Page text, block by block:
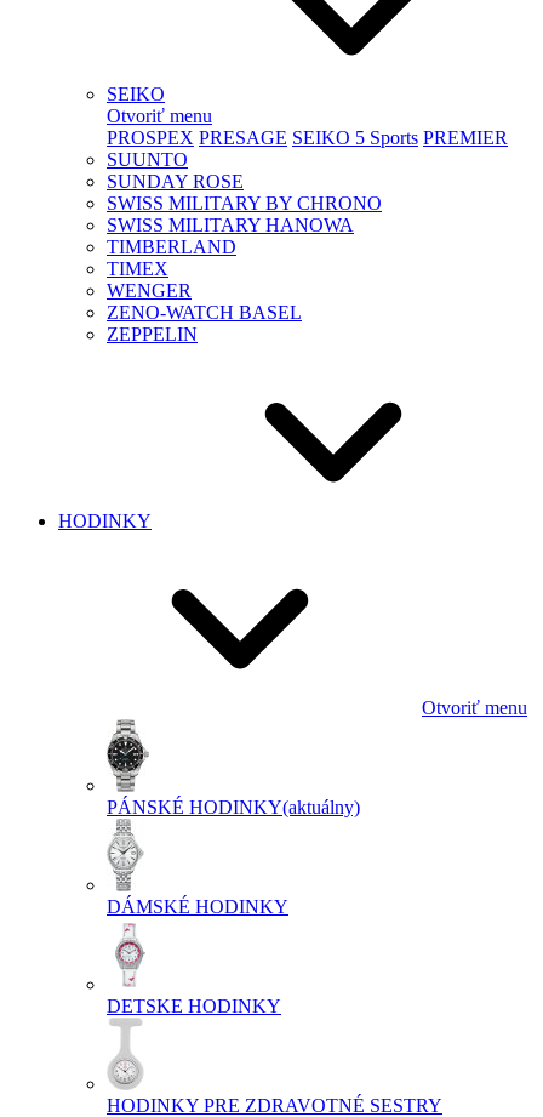
SEIKO
Otvoriť menu
PROSPEX PRESAGE SEIKO 5 Sports PREMIER
SUUNTO
SUNDAY ROSE
SWISS MILITARY BY CHRONO
SWISS MILITARY HANOWA
TIMBERLAND
TIMEX
WENGER
ZENO-WATCH BASEL
ZEPPELIN
HODINKY
Otvoriť menu
PÁNSKÉ HODINKY(aktuálny)
DÁMSKÉ HODINKY
DETSKE HODINKY
HODINKY PRE ZDRAVOTNÉ SESTRY